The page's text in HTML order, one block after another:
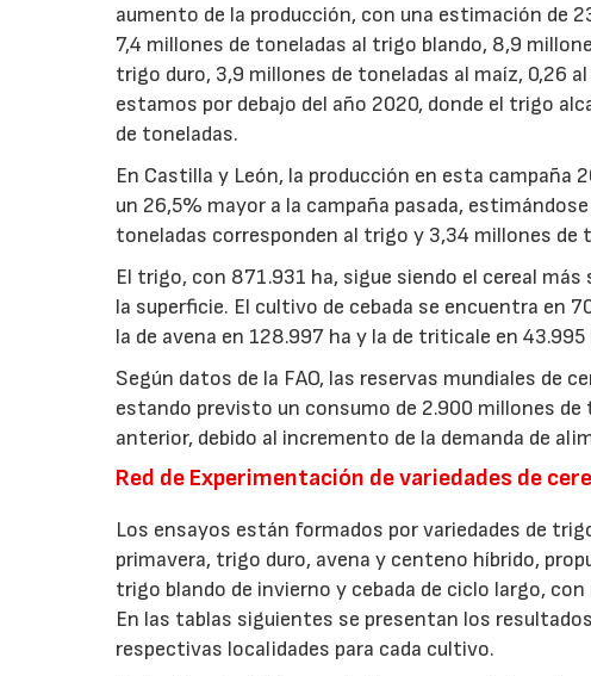
aumento de la producción, con una estimación de
7,4 millones de toneladas al trigo blando, 8,9
trigo duro, 3,9 millones de toneladas al maíz, 0,26
estamos por debajo del año 2020, donde el trigo
de toneladas.
En Castilla y León, la producción en esta campaña
un 26,5% mayor a la campaña pasada,
toneladas corresponden al trigo y 3,34 millones de
El trigo, con 871.931 ha, sigue siendo el cereal
la superficie. El cultivo de cebada se encuentra en
la de avena en 128.997 ha y la de triticale en 43.995
Según datos de la FAO, las reservas mundiales de
estando previsto un consumo de 2.900 millones
anterior, debido al incremento de la demanda de
Red de Experimentación de variedades de
Los ensayos están formados por variedades de
primavera, trigo duro, avena y centeno híbrido,
trigo blando de invierno y cebada de ciclo largo,
En las tablas siguientes se presentan los
respectivas localidades para cada cultivo.